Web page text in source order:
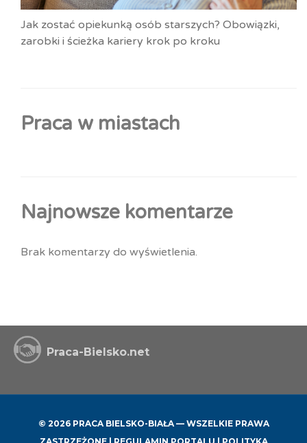
Jak zostać opiekunką osób starszych? Obowiązki,
zarobki i ścieżka kariery krok po kroku
Praca w miastach
Najnowsze komentarze
Brak komentarzy do wyświetlenia.
Praca-Bielsko.net
© 2026 PRACA BIELSKO-BIAŁA — WSZELKIE PRAWA